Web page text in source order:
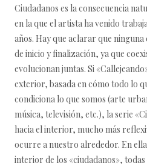
Ciudadanos es la consecuencia
en la que el artista ha venido
años. Hay que aclarar que
de inicio y finalización, ya que
evolucionan juntas. Si
exterior, basada en cómo todo lo
condiciona lo que somos (arte
música, televisión, etc.), la serie
hacia el interior, mucho más
ocurre a nuestro alrededor. En
interior de los «ciudadanos»,